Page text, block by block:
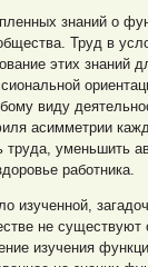
знаний о
Труд в
этих знаний
виду
асимметрии
труда, уменьшить
работника.
изученной,
не существуют
изучения